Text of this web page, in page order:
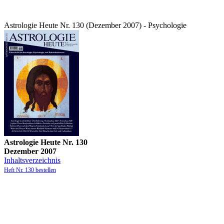
Astrologie Heute Nr. 130 (Dezember 2007) - Psychologie
Astrologie Heute Nr. 130
Dezember 2007
Inhaltsverzeichnis
Heft Nr. 130 bestellen